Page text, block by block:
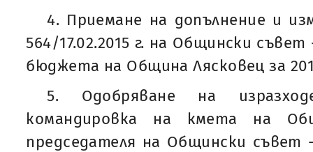
4. Приемане на допълнение и
564/17.02.2015 г. на Общински
бюджета на Община Лясковец за
5. Одобряване на
командировка на кмета на
председателя на Общински съвет